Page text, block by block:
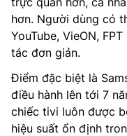
hơn. Người dùng có
YouTube, VieON,
tác đơn giản.
Điểm đặc biệt là
điều hành lên tới 7
chiếc tivi luôn được
hiệu suất ổn định